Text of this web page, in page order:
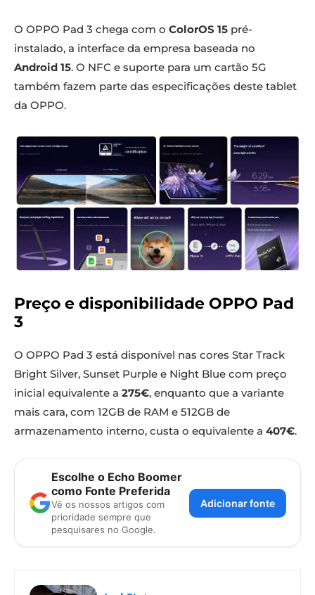
O OPPO Pad 3 chega com o ColorOS 15 pré-
instalado, a interface da empresa baseada no
Android 15. O NFC e suporte para um cartão 5G
também fazem parte das especificações deste tablet
da OPPO.
Preço e disponibilidade OPPO Pad
3
O OPPO Pad 3 está disponível nas cores Star Track
Bright Silver, Sunset Purple e Night Blue com preço
inicial equivalente a 275€, enquanto que a variante
mais cara, com 12GB de RAM e 512GB de
armazenamento interno, custa o equivalente a 407€.
Escolhe o Echo Boomer
como Fonte Preferida
Vê os nossos artigos com
prioridade sempre que
pesquisares no Google.
Adicionar fonte